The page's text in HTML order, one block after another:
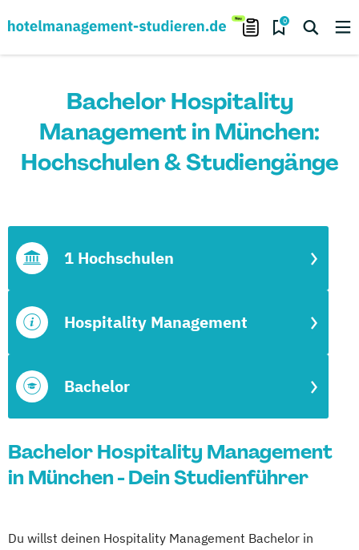
0
Bachelor Hospitality
Management in München:
Hochschulen & Studiengänge
Bachelor
Hospitality Management
1 Hochschulen
Bachelor Hospitality Management
in München - Dein Studienführer
Du willst deinen Hospitality Management Bachelor in